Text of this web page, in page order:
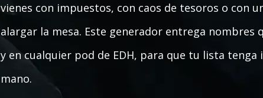
vienes con impuestos, con caos de tesoros o con
alargar la mesa. Este generador entrega nombres
y en cualquier pod de EDH, para que tu lista
mano.